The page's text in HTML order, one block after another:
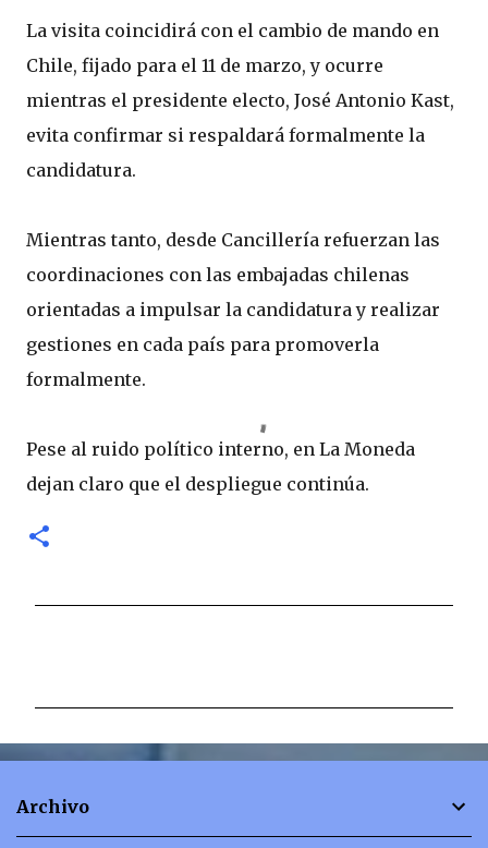
La visita coincidirá con el cambio de mando en
Chile, fijado para el 11 de marzo, y ocurre
mientras el presidente electo, José Antonio Kast,
evita confirmar si respaldará formalmente la
candidatura.
Mientras tanto, desde Cancillería refuerzan las
coordinaciones con las embajadas chilenas
orientadas a impulsar la candidatura y realizar
gestiones en cada país para promoverla
formalmente.
Pese al ruido político interno, en La Moneda
dejan claro que el despliegue continúa.
n
Archivo